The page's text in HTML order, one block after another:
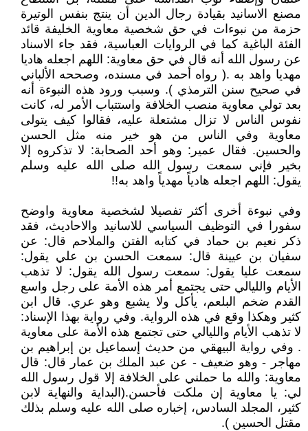
مصنع الاسانيد بقيادة رجال الدين أن ينتج بنفس الوتيرة
حزمة من نبوءات في حق شخصية معاوية الخليفة قائد
الفئة الباغية كما في الروايات العباسية، فقد جاء الاسناد
عن رسول الله أنه قال في حق معاوية: اللهم اجعله هاديا
مهديا واهد به .( رواه أحمد في مسنده، وصححه الألباني
في صحيح سنن الترمذي ). وسبب ورود هذه النبوءة أنه
بعد تولي معاوية منصب الخلافة واستتباب الأمر له، كانت
نفوس الناس لا تزال مشتعلة عليه، فقالوا كيف يتولى
معاوية وفي الناس من هو خير منه مثل الحسن
والحسين. فقال عمير: وهو أحد الصحابة: لا تذكروه إلا
بخير فإني سمعت رسول الله صلى الله عليه وسلم
يقول: اللهم اجعله هادياً مهدياً واهد به!!
وفي نبوءة أخرى أكثر تفصيلا لشخصية معاوية واوضح
سفورا في التوظيف السياسي للاسانيد والاحاديث، فقد
ذكر نعيم بن حماد في كتابه الفتن والملاحم قال: عن
سفيان بن عيينة قال: سمعت الحسن بن علي يقول:
سمعت عليا يقول: سمعت رسول الله يقول: لا تذهب
الأيام والليالي حتى يجتمع أمر هذه الأمة على رجل واسع
القدم ضخم البلعم، يأكل ولا يشبع وهو عري. قال ابن
كثير وهكذا وقع في هذه الرواية. وفي رواية بهذا الإسناد:
لا تذهب الأيام والليالي حتى تجتمع هذه الأمة على معاوية
. وفي رواية البيهقي من حديث إسماعيل بن إبراهيم بن
مهاجر - وهو ضعيف - عن عبد الملك بن عمار قال: قال
معاوية: والله ما حملني على الخلافة إلا قول رسول الله
لي: يا معاوية إن ملكت فأحسن.(البداية والنهاية لابن
كثير، المجلد السادس، إخباره صلى الله عليه وسلم بذلك
مقتل الحسين ).